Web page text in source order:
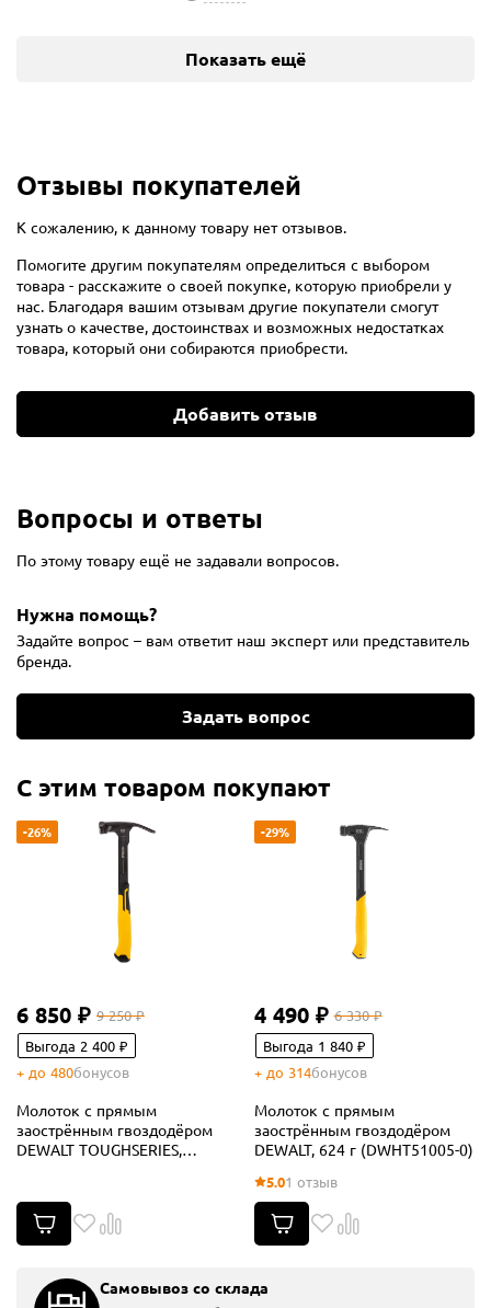
Показать ещё
Отзывы покупателей
К сожалению, к данному товару нет отзывов.
Помогите другим покупателям определиться с выбором
товара - расскажите о своей покупке, которую приобрели у
нас. Благодаря вашим отзывам другие покупатели смогут
узнать о качестве, достоинствах и возможных недостатках
товара, который они собираются приобрести.
Добавить отзыв
Вопросы и ответы
По этому товару ещё не задавали вопросов.
Нужна помощь?
Задайте вопрос – вам ответит наш эксперт или представитель
бренда.
Задать вопрос
С этим товаром покупают
-26%
6 850 ₽ 9 250 ₽
Выгода 2 400 ₽
+ до 480бонусов
Молоток с прямым
заострённым гвоздодёром
DEWALT TOUGHSERIES,
-29%
4 490 ₽ 6 330 ₽
Выгода 1 840 ₽
+ до 314бонусов
Молоток с прямым
заострённым гвоздодёром
DEWALT, 624 г (DWHT51005-0)
5.01 отзыв
Самовывоз со склада